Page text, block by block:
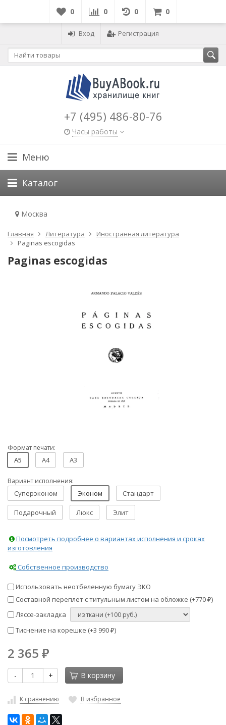
0 0 0 0
Вход Регистрация
+7 (495) 486-80-76
Часы работы
Меню
Каталог
Москва
Главная Литература
Иностранная литература
Paginas escogidas
Paginas escogidas
Формат печати:
A5 A4 A3
Вариант исполнения:
Суперэконом Эконом Стандарт
Подарочный Люкс Элит
Посмотреть подробнее о вариантах исполнения и сроках
изготовления
Собственное производство
Использовать неотбеленную бумагу ЭКО
Составной переплет с титульным листом на обложке (+770 ₽)
Ляссе-закладка
Тиснение на корешке (+3 990 ₽)
2 365 ₽
- + В корзину
К сравнению В избранное